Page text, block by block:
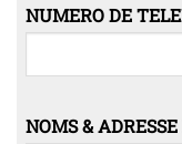
NUMERO DE
NOMS &